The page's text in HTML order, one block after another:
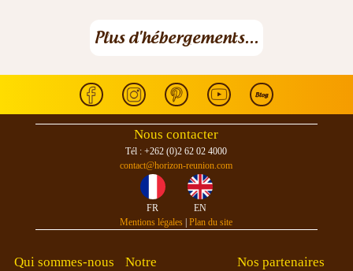
Plus d'hébergements...
Nous contacter
Tél : +262 (0)2 62 02 4000
contact@horizon-reunion.com
FR
EN
Mentions légales
Plan du site
Qui sommes-nous
Notre
Nos partenaires